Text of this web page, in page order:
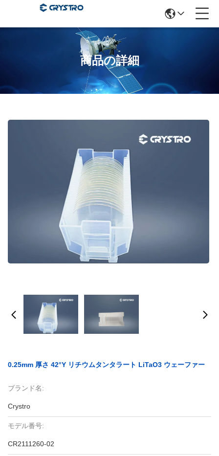
商品の詳細
0.25mm 厚さ 42°Y リチウムタンタラート LiTaO3 ウェーファー
ブランド名:
Crystro
モデル番号:
CR2111260-02